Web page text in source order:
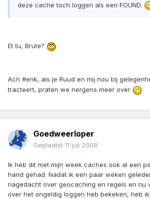
deze cache toch loggen als een FOUND.
Et tu, Brute?
Ach #enk, als je Ruud en mij nou bij
tracteert, praten we nergens meer over
Goedweerloper
Geplaatst 11 juli 2008
Ik heb dit met mijn week caches ook al een
hand gehad. Nadat ik een paar weken
nagedacht over geocaching en regels en nu
over het ongeldig loggen heb bekeken, heb